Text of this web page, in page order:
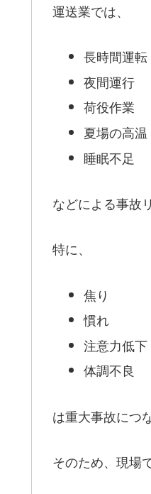
運送業では、
長時間運転
夜間運行
荷役作業
夏場の高温
睡眠不足
などによる事故
特に、
焦り
慣れ
注意力低下
体調不良
は重大事故につ
そのため、現場